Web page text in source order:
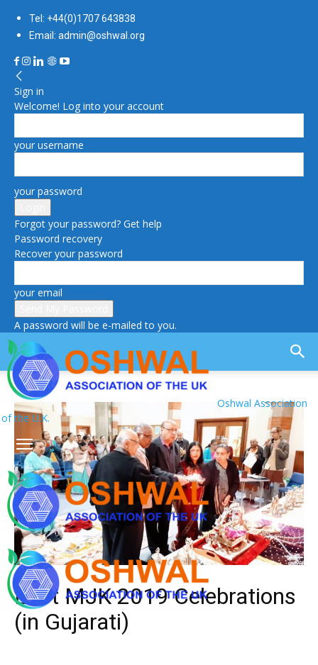
Tel: +44(0)1707 643838
Email: admin@oshwal.org
Sign in
Welcome! Log into your account
your username
your password
Forgot your password? Get help
Password recovery
Recover your password
your email
A password will be e-mailed to you.
Oshwal Association
of the U.K.
East MJK 2019 Celebrations
(in Gujarati)